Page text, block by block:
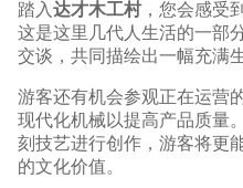
踏入达才木工村，您会感受
这是这里几代人生活的一部
交谈，共同描绘出一幅充满
游客还有机会参观正在运营
现代化机械以提高产品质量
刻技艺进行创作，游客将更
的文化价值。